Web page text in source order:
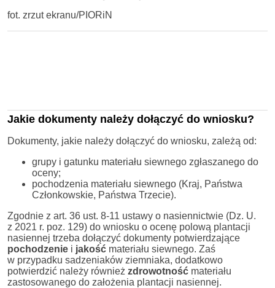
fot. zrzut ekranu/PIORiN
Jakie dokumenty należy dołączyć do wniosku?
Dokumenty, jakie należy dołączyć do wniosku, zależą od:
grupy i gatunku materiału siewnego zgłaszanego do
oceny;
pochodzenia materiału siewnego (Kraj, Państwa
Członkowskie, Państwa Trzecie).
Zgodnie z art. 36 ust. 8-11 ustawy o nasiennictwie (Dz. U.
z 2021 r. poz. 129) do wniosku o ocenę polową plantacji
nasiennej trzeba dołączyć dokumenty potwierdzające
pochodzenie i jakość materiału siewnego. Zaś
w przypadku sadzeniaków ziemniaka, dodatkowo
potwierdzić należy również zdrowotność materiału
zastosowanego do założenia plantacji nasiennej.